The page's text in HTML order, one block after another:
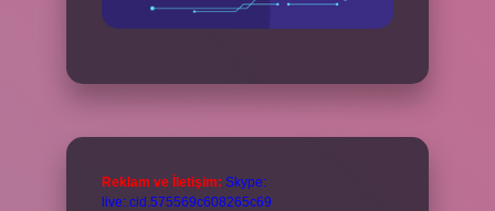
Reklam ve İletişim: Skype:
live:.cid.575569c608265c69